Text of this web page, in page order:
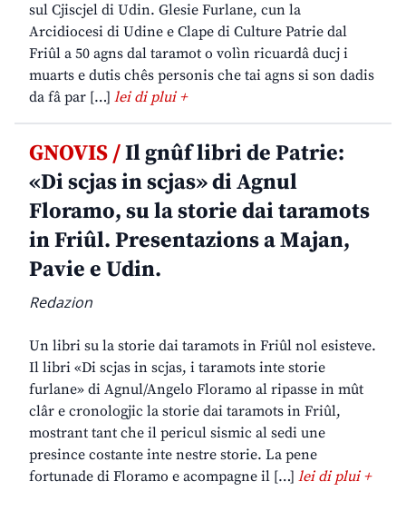
sul Cjiscjel di Udin. Glesie Furlane, cun la
Arcidiocesi di Udine e Clape di Culture Patrie dal
Friûl a 50 agns dal taramot o volìn ricuardâ ducj i
muarts e dutis chês personis che tai agns si son dadis
da fâ par […] lei di plui +
GNOVIS /Il gnûf libri de Patrie:
«Di scjas in scjas» di Agnul
Floramo, su la storie dai taramots
in Friûl. Presentazions a Majan,
Pavie e Udin.
Redazion
Un libri su la storie dai taramots in Friûl nol esisteve.
Il libri «Di scjas in scjas, i taramots inte storie
furlane» di Agnul/Angelo Floramo al ripasse in mût
clâr e cronologjic la storie dai taramots in Friûl,
mostrant tant che il pericul sismic al sedi une
presince costante inte nestre storie. La pene
fortunade di Floramo e acompagne il […] lei di plui +